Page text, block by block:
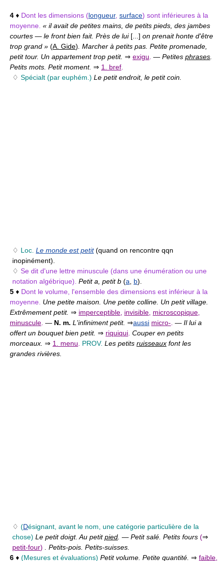
4 ♦ Dont les dimensions (longueur, surface) sont inférieures à la
moyenne. « il avait de petites mains, de petits pieds, des jambes
courtes — le front bien fait. Près de lui [...] on prenait honte d'être
trop grand » (A. Gide) . Marcher à petits pas. Petite promenade,
petit tour. Un appartement trop petit. ⇒ exigu — Petites phrases
Petits mots. Petit moment. ⇒ 1. bref
♢ Spécialt (par euphém.) Le petit endroit, le petit coin.
♢ Loc. Le monde est petit (quand on rencontre qqn
inopinément).
♢ Se dit d'une lettre minuscule (dans une énumération ou une
notation algébrique). Petit a, petit b (a b).
5 ♦ Dont le volume, l'ensemble des dimensions est inférieur à la
moyenne. Une petite maison. Une petite colline. Un petit village.
Extrêmement petit. ⇒ imperceptible invisible microscopique
minuscule — N. m. L'infiniment petit. ⇒aussi micro- — Il lui a
offert un bouquet bien petit. ⇒ riquiqui Couper en petits
morceaux. ⇒ 1. menu PROV. Les petits ruisseaux font les
grandes rivières.
♢ (Désignant, avant le nom, une catégorie particulière de la
chose) Le petit doigt. Au petitpied — Petit salé. Petits fours (⇒
petit-four) . Petits-pois. Petits-suisses.
6 ♦ (Mesures et évaluations) Petit volume. Petite quantité. ⇒ faible